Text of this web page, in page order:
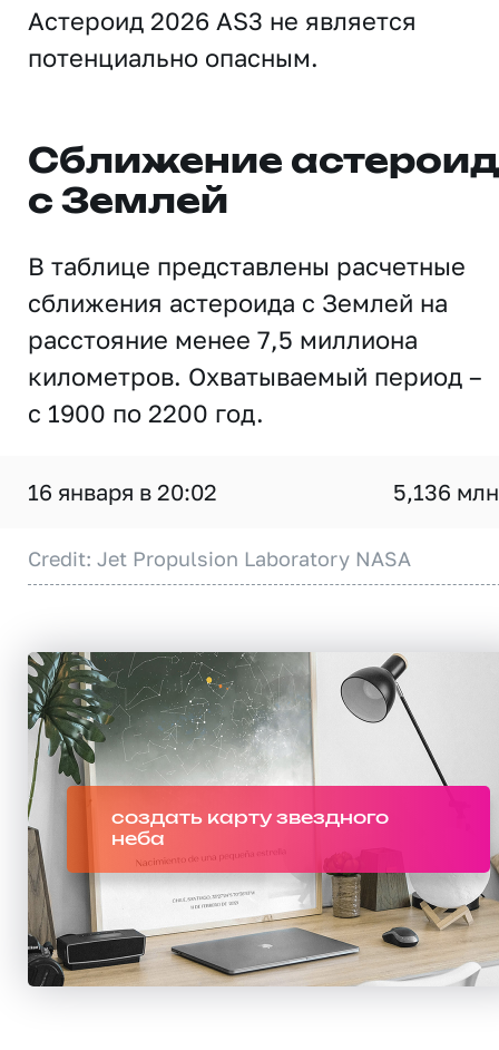
Астероид 2026 AS3 не является
потенциально опасным.
Сближение
с Землей
В таблице представлены расчетные
сближения астероида с Землей на
расстояние менее 7,5 миллиона
километров. Охватываемый период –
с 1900 по 2200 год.
16 января в 20:02 5,136
Credit: Jet Propulsion Laboratory NASA
создать карту звездного
неба